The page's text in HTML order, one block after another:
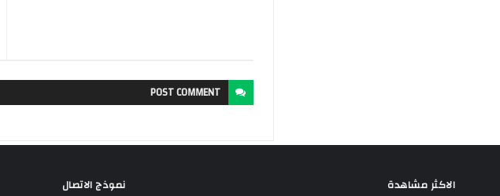
POSTCOMMENT
الاكثر مشاهدة
نموذج الاتصال